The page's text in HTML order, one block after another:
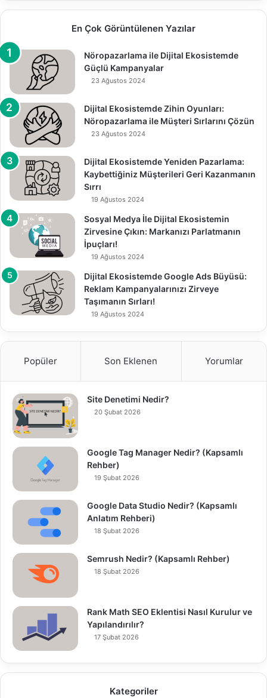
En Çok Görüntülenen Yazılar
Nöropazarlama ile Dijital Ekosistemde
Güçlü Kampanyalar
23 Ağustos 2024
Dijital Ekosistemde Zihin Oyunları:
Nöropazarlama ile Müşteri Sırlarını Çözün
23 Ağustos 2024
Dijital Ekosistemde Yeniden Pazarlama:
Kaybettiğiniz Müşterileri Geri Kazanmanın
Sırrı
19 Ağustos 2024
Sosyal Medya İle Dijital Ekosistemin
Zirvesine Çıkın: Markanızı Parlatmanın
İpuçları!
19 Ağustos 2024
Dijital Ekosistemde Google Ads Büyüsü:
Reklam Kampanyalarınızı Zirveye
Taşımanın Sırları!
19 Ağustos 2024
Popüler Son Eklenen Yorumlar
Site Denetimi Nedir?
20 Şubat 2026
Google Tag Manager Nedir? (Kapsamlı
Rehber)
19 Şubat 2026
Google Data Studio Nedir? (Kapsamlı
Anlatım Rehberi)
18 Şubat 2026
Semrush Nedir? (Kapsamlı Rehber)
18 Şubat 2026
Rank Math SEO Eklentisi Nasıl Kurulur ve
Yapılandırılır?
17 Şubat 2026
Kategoriler